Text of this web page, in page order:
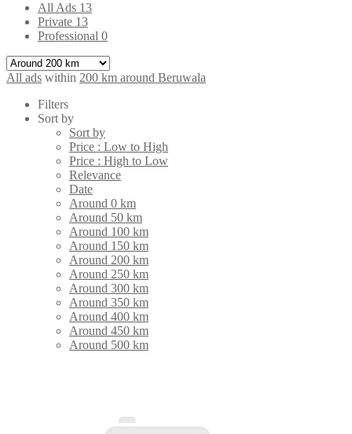
All Ads 13
Private 13
Professional 0
All ads within 200 km around Beruwala
Filters
Sort by
Sort by
Price : Low to High
Price : High to Low
Relevance
Date
Around 0 km
Around 50 km
Around 100 km
Around 150 km
Around 200 km
Around 250 km
Around 300 km
Around 350 km
Around 400 km
Around 450 km
Around 500 km